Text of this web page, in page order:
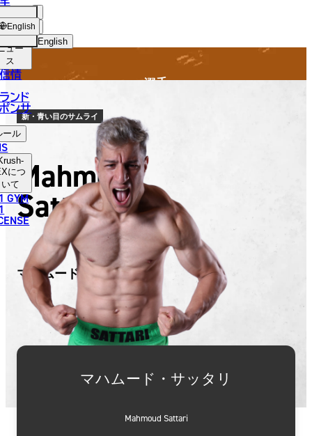
English
中文（简体）
中文（繁體）
ไทย
العربية
ョッ
プ
ュー
ス
情
ンド
ンサ
ール
につ
いて
GYM
English
選手
新・青い目のサムライ
Mahmoud
Sattari
マハムード・サッタリ
マハムード・サッタリ
Mahmoud Sattari